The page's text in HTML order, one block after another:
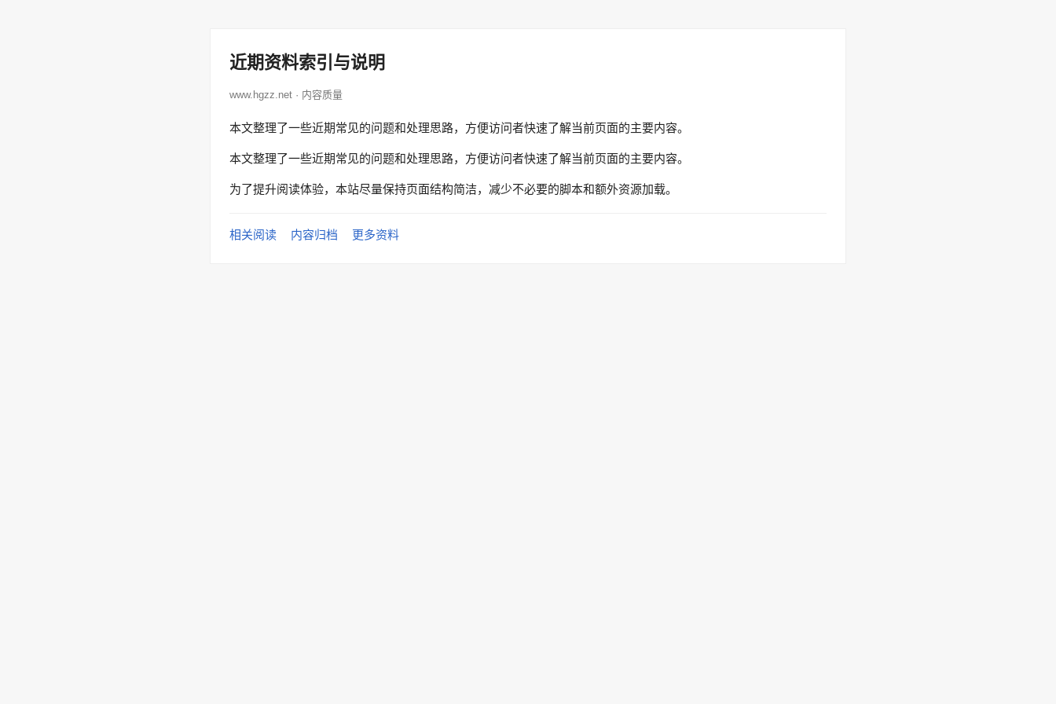
近期资料索引与说明
www.hgzz.net · 内容质量
本文整理了一些近期常见的问题和处理思路，方便访问者快速了解当前页面的主要内容。
本文整理了一些近期常见的问题和处理思路，方便访问者快速了解当前页面的主要内容。
为了提升阅读体验，本站尽量保持页面结构简洁，减少不必要的脚本和额外资源加载。
相关阅读 内容归档 更多资料